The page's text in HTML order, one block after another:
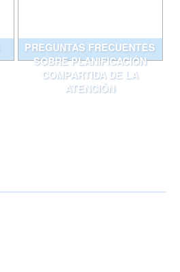
PREGUNTAS FRECUENTES
SOBRE PLANIFICACIÓN
COMPARTIDA DE LA
ATENCIÓN